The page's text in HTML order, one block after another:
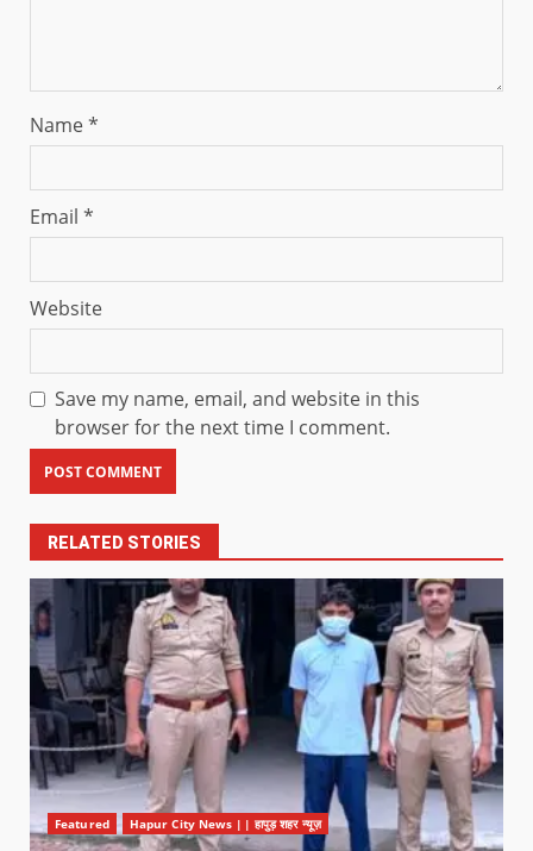
Name*
Email *
Website
Save my name, email, and website in this
browser for the next time I comment.
RELATED STORIES
Featured Hapur City News || हापुड़ शहर न्यूज़